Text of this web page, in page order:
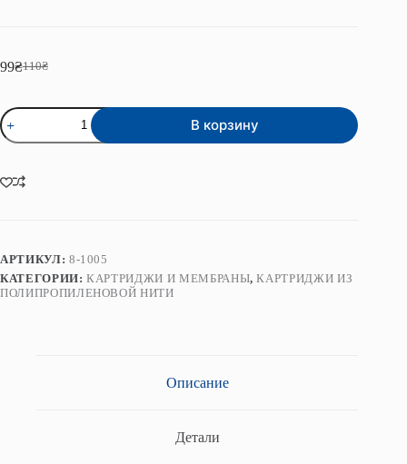
110₴
Первоначальная
составляла
99₴Текущая
99₴.
Количество
товара
Картридж
серии
Slim
Premium
В корзину
АРТИКУЛ: 8-1005
КАТЕГОРИИ:КАРТРИДЖИ И МЕМБРАНЫ,КАРТРИДЖИ ИЗ
ПОЛИПРОПИЛЕНОВОЙ НИТИ
Описание
Детали